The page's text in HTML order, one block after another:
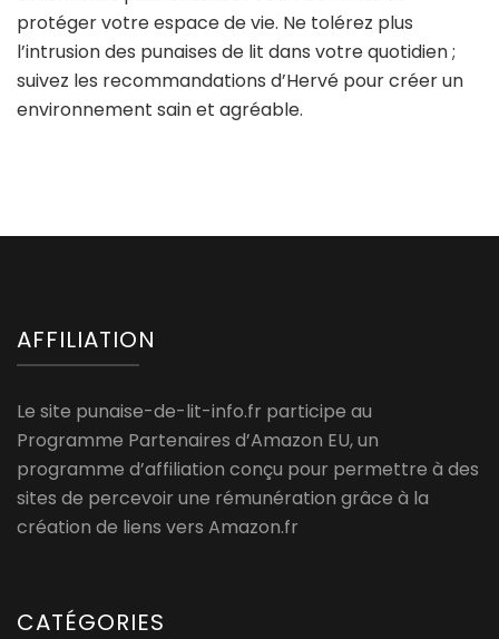
protéger votre espace de vie. Ne tolérez plus
l’intrusion des punaises de lit dans votre quotidien ;
suivez les recommandations d’Hervé pour créer un
environnement sain et agréable.
AFFILIATION
Le site punaise-de-lit-info.fr participe au
Programme Partenaires d’Amazon EU, un
programme d’affiliation conçu pour permettre à des
sites de percevoir une rémunération grâce à la
création de liens vers Amazon.fr
CATÉGORIES